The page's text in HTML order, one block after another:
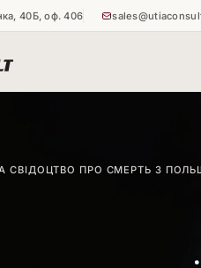
40Б, оф. 406
СВІДОЦТВО ПРО СМЕРТЬ З